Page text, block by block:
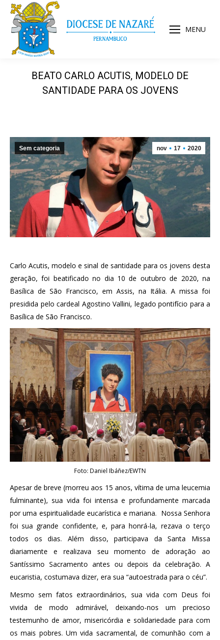
MENU
BEATO CARLO ACUTIS, MODELO DE
SANTIDADE PARA OS JOVENS
nov 17 2020
Sem categoria
Carlo Acutis, modelo e sinal de santidade para os jovens desta
geração, foi beatificado no dia 10 de outubro de 2020, na
Basílica de São Francisco, em Assis, na Itália. A missa foi
presidida pelo cardeal Agostino Vallini, legado pontifício para a
Basílica de São Francisco.
Foto: Daniel Ibáñez/EWTN
Apesar de breve (morreu aos 15 anos, vítima de uma leucemia
fulminante), sua vida foi intensa e profundamente marcada
por uma espiritualidade eucarística e mariana. Nossa Senhora
foi sua grande confidente, e, para honrá-la, rezava o terço
todos os dias. Além disso, participava da Santa Missa
diariamente e realizava seu momento de adoração ao
Santíssimo Sacramento antes ou depois da celebração. A
eucaristia, costumava dizer, era sua “autoestrada para o céu”.
Mesmo sem fatos extraordinários, sua vida com Deus foi
vivida de modo admirável, deixando-nos um precioso
testemunho de amor, misericórdia e solidariedade para com
os mais pobres. Um vida sacramental, de comunhão com a